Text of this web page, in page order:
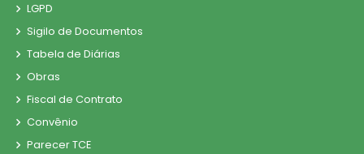
LGPD
Sigilo de Documentos
Tabela de Diárias
Obras
Fiscal de Contrato
Convênio
Parecer TCE